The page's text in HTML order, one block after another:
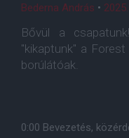
Bederna András •
Bővül a
"kikaptunk" a
borúlátóak.
0:00 Bevezetés,